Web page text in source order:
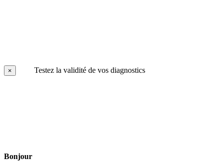
× Testez la validité de vos diagnostics
Bonjour